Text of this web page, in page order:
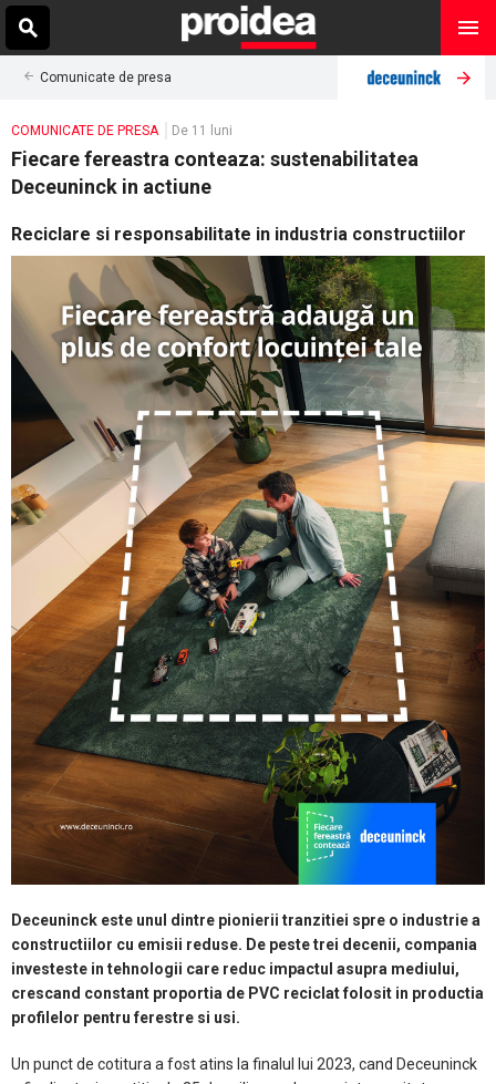
Comunicate de presa
COMUNICATE DE PRESA De 11 luni
Fiecare fereastra conteaza: sustenabilitatea
Deceuninck in actiune
Reciclare si responsabilitate in industria constructiilor
Deceuninck este unul dintre pionierii tranzitiei spre o industrie a
constructiilor cu emisii reduse. De peste trei decenii, compania
investeste in tehnologii care reduc impactul asupra mediului,
crescand constant proportia de PVC reciclat folosit in productia
profilelor pentru ferestre si usi.
Un punct de cotitura a fost atins la finalul lui 2023, cand Deceuninck